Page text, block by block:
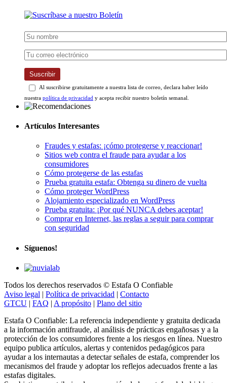
Suscribir
Al suscribirse gratuitamente a nuestra lista de correo, declara haber leído
nuestra política de privacidad y acepta recibir nuestro boletín semanal.
Artículos Interesantes
Fraudes y estafas: ¡cómo protegerse y reaccionar!
Sitios web contra el fraude para ayudar a los
consumidores
Cómo protegerse de las estafas
Prueba gratuita estafa: Obtenga su dinero de vuelta
Cómo proteger WordPress
Alojamiento especializado en WordPress
Prueba gratuita: ¡Por qué NUNCA debes aceptar!
Comprar en Internet, las reglas a seguir para comprar
con seguridad
Síguenos!
Todos los derechos reservados © Estafa O Confiable
Aviso legal | Política de privacidad | Contacto
GTCU | FAQ | A propósito | Plano del sitio
Estafa O Confiable: La referencia independiente y gratuita dedicada
a la información antifraude, al análisis de prácticas engañosas y a la
protección de los consumidores frente a los riesgos en línea. Nuestro
equipo publica artículos, alertas y contenidos pedagógicos para
ayudar a los internautas a detectar señales de estafa, comprender los
mecanismos del fraude y adoptar los reflejos adecuados frente a las
estafas digitales.